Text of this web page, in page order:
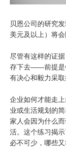
贝恩公司的研究
美元及以上）将
尽管有这样的证
存下去——前提是
有决心和毅力采取
企业如何才能走
业或生活规划的
家人会因为什么
活。这个练习揭
必不可少，哪些又